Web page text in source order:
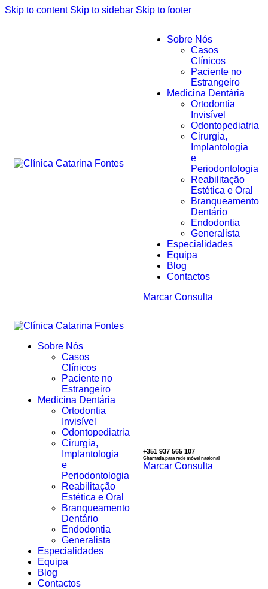
Skip to content Skip to sidebar Skip to footer
Sobre Nós
Casos
Clínicos
Paciente no
Estrangeiro
Medicina Dentária
Ortodontia
Invisível
Odontopediatria
Cirurgia,
Implantologia
e
Periodontologia
Reabilitação
Estética e Oral
Branqueamento
Dentário
Endodontia
Generalista
Especialidades
Equipa
Blog
Contactos
Marcar Consulta
Sobre Nós
Casos
Clínicos
Paciente no
Estrangeiro
Medicina Dentária
Ortodontia
Invisível
Odontopediatria
Cirurgia,
Implantologia
e
Periodontologia
Reabilitação
Estética e Oral
Branqueamento
Dentário
Endodontia
Generalista
Especialidades
Equipa
Blog
Contactos
+351 937 565 107
Chamada para rede móvel nacional
Marcar Consulta